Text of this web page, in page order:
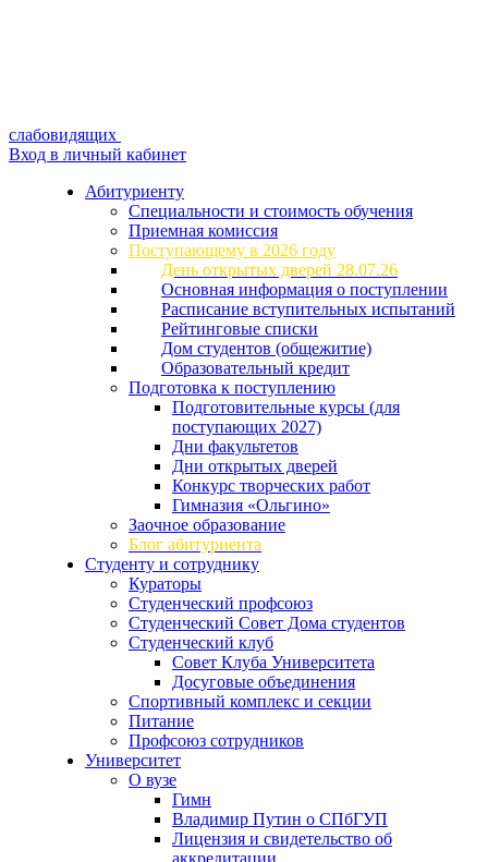
слабовидящих
Вход в личный кабинет
Абитуриенту
Специальности и стоимость обучения
Приемная комиссия
Поступающему в 2026 году
День открытых дверей 28.07.26
Основная информация о поступлении
Расписание вступительных испытаний
Рейтинговые списки
Дом студентов (общежитие)
Образовательный кредит
Подготовка к поступлению
Подготовительные курсы (для
поступающих 2027)
Дни факультетов
Дни открытых дверей
Конкурс творческих работ
Гимназия «Ольгино»
Заочное образование
Блог абитуриента
Студенту и сотруднику
Кураторы
Студенческий профсоюз
Студенческий Совет Дома студентов
Студенческий клуб
Совет Клуба Университета
Досуговые объединения
Спортивный комплекс и секции
Питание
Профсоюз сотрудников
Университет
О вузе
Гимн
Владимир Путин о СПбГУП
Лицензия и свидетельство об
аккредитации